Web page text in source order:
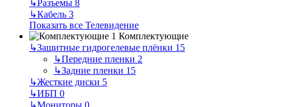
↳Разъемы 8
↳Кабель 3
Показать все Телевидение
Комплектующие
↳Защитные гидрогелевые плёнки 15
↳Передние пленки 2
↳Задние пленки 15
↳Жесткие диски 5
↳ИБП 0
↳Мониторы 0